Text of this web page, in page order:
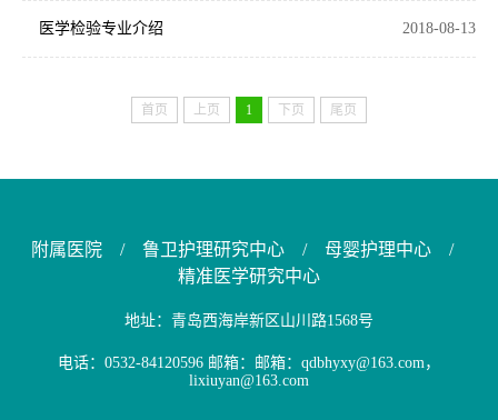
2018-08-13
医学检验专业介绍
首页 上页 1 下页 尾页
附属医院 / 鲁卫护理研究中心 / 母婴护理中心
/
精准医学研究中心
地址：青岛西海岸新区山川路1568号
电话：0532-84120596 邮箱：邮箱：qdbhyxy@163.com，
lixiuyan@163.com